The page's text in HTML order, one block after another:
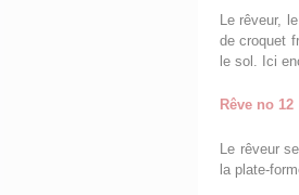
Le rêveur,
de croquet
le sol. Ici
Rêve no 12
Le rêveur
la plate-